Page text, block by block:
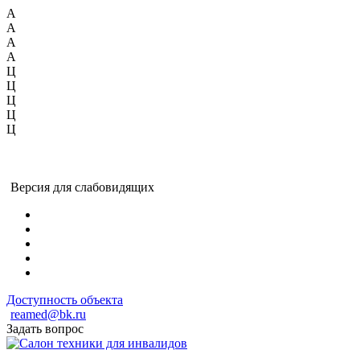
А
А
А
А
Ц
Ц
Ц
Ц
Ц
Версия для слабовидящих
Доступность объекта
reamed@bk.ru
Задать вопрос